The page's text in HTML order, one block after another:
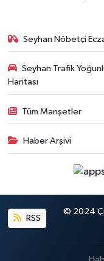
Seyhan Nöbetçi
Seyhan Trafik
Haritası
Tüm Manşetler
Haber Arşivi
RSS
© 2024